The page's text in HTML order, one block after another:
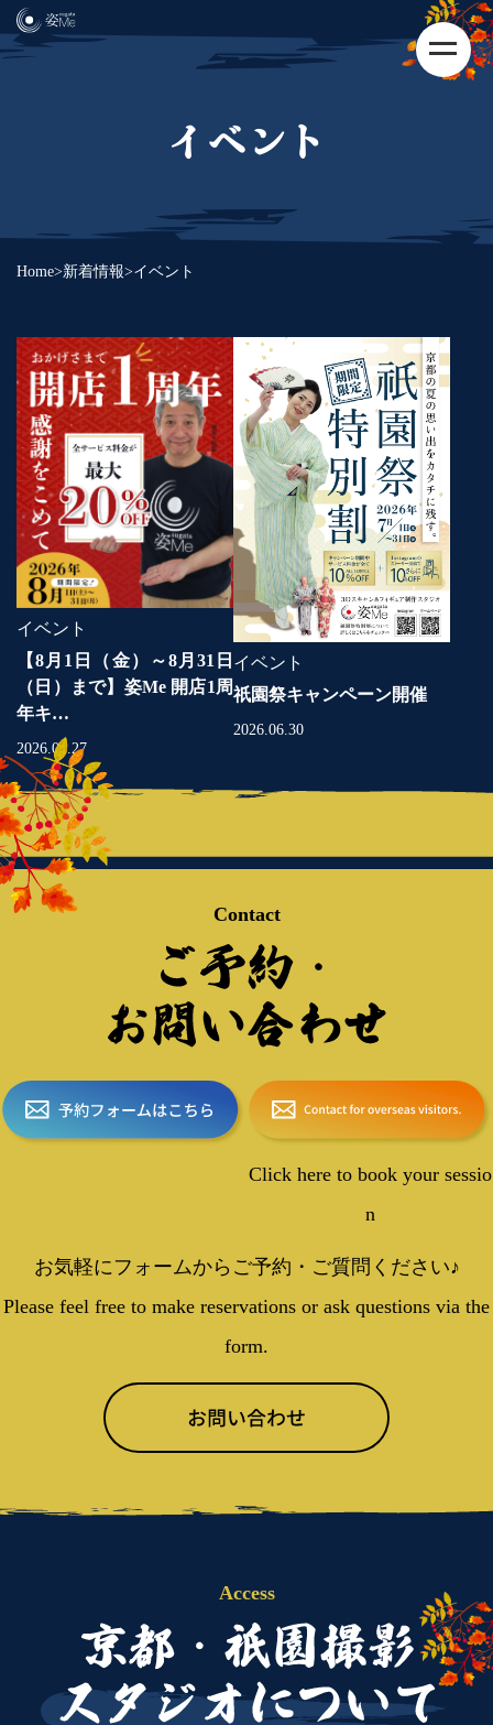
イベント
Home>新着情報>イベント
イベント
【8月1日（金）～8月31日
（日）まで】姿Me 開店1周
年キ…
2026.07.27
イベント
祇園祭キャンペーン開催
2026.06.30
Contact
Click here to book your sessio
n
お気軽にフォームから ご予約・ご質問ください♪
Please feel free to make reservations or ask questions via the
form.
Access